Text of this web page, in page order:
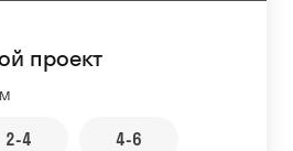
проект
2-4 4-6